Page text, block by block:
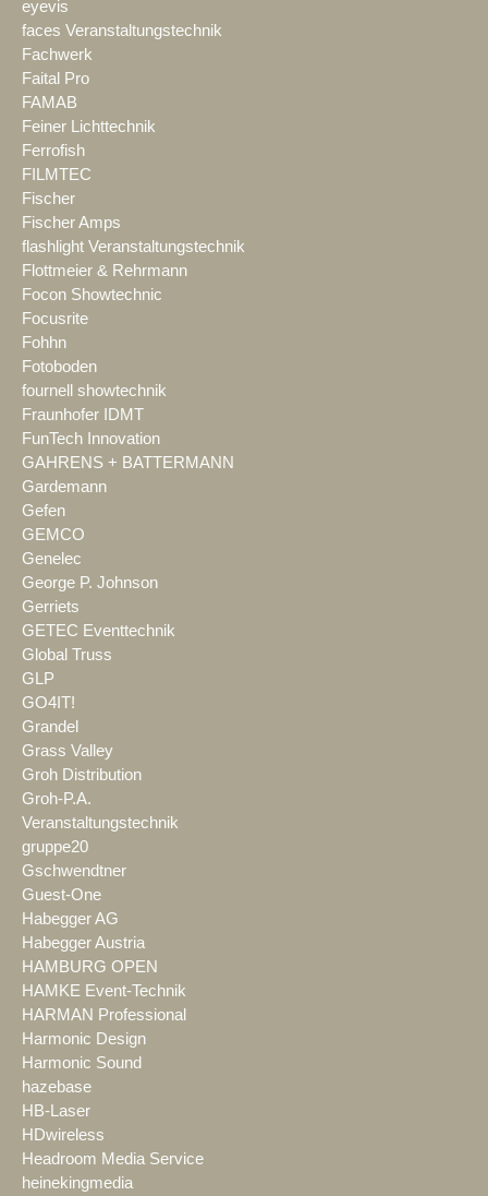
eyevis
faces Veranstaltungstechnik
Fachwerk
Faital Pro
FAMAB
Feiner Lichttechnik
Ferrofish
FILMTEC
Fischer
Fischer Amps
flashlight Veranstaltungstechnik
Flottmeier & Rehrmann
Focon Showtechnic
Focusrite
Fohhn
Fotoboden
fournell showtechnik
Fraunhofer IDMT
FunTech Innovation
GAHRENS + BATTERMANN
Gardemann
Gefen
GEMCO
Genelec
George P. Johnson
Gerriets
GETEC Eventtechnik
Global Truss
GLP
GO4IT!
Grandel
Grass Valley
Groh Distribution
Groh-P.A.
Veranstaltungstechnik
gruppe20
Gschwendtner
Guest-One
Habegger AG
Habegger Austria
HAMBURG OPEN
HAMKE Event-Technik
HARMAN Professional
Harmonic Design
Harmonic Sound
hazebase
HB-Laser
HDwireless
Headroom Media Service
heinekingmedia